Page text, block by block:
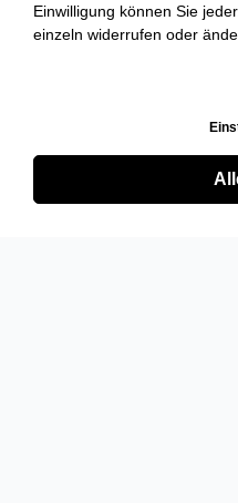
Einwilligung können Sie
einzeln widerrufen oder